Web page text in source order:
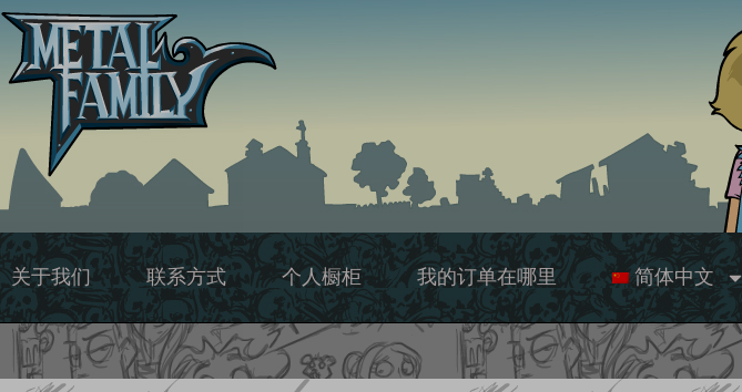
跳
内
关于我们 联系方式 个人橱柜 我的订单在哪里 简体中文